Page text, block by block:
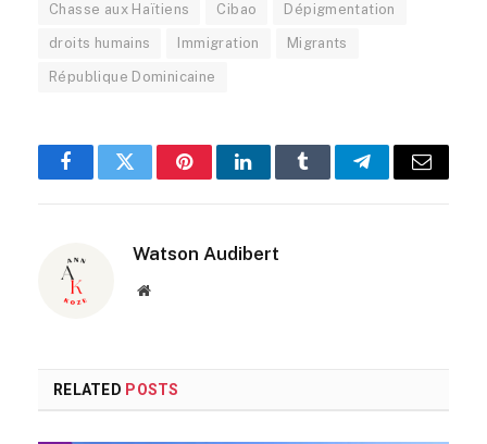
Chasse aux Haïtiens Cibao Dépigmentation
droits humains Immigration Migrants
République Dominicaine
FacebookTwitterPinterestLinkedInTumblrTelegramEmail
Watson Audibert
Website
RELATED POSTS